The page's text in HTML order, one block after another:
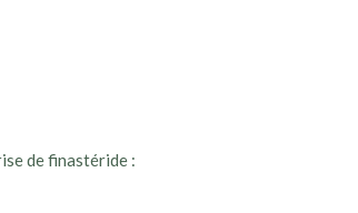
de finastéride :